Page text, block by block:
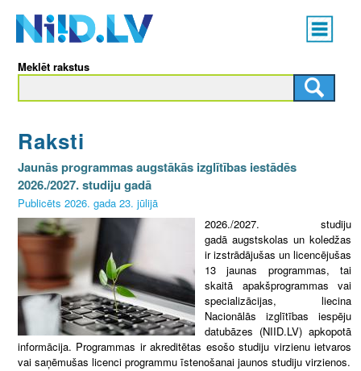
content
Main
menu
Meklēt rakstus
Raksti
Jaunās programmas augstākās izglītības iestādēs
2026./2027. studiju gadā
Publicēts 2026. gada 23. jūlijā
2026./2027. studiju
gadā augstskolas un koledžas
ir izstrādājušas un licencējušas
13 jaunas programmas, tai
skaitā apakšprogrammas vai
specializācijas, liecina
Nacionālās izglītības iespēju
datubāzes (NIID.LV) apkopotā
informācija. Programmas ir akreditētas esošo studiju virzienu ietvaros
vai saņēmušas licenci programmu īstenošanai jaunos studiju virzienos.